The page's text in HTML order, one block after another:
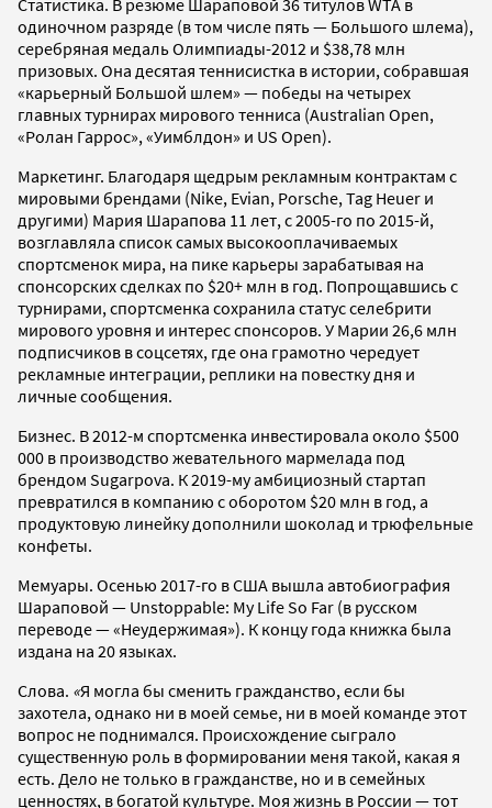
одиночном разряде (в том числе пять — Большого шлема),
серебряная медаль Олимпиады-2012 и $38,78 млн
призовых. Она десятая теннисистка в истории, собравшая
«карьерный Большой шлем» — победы на четырех
главных турнирах мирового тенниса (Australian Open,
«Ролан Гаррос», «Уимблдон» и US Open).
Маркетинг. Благодаря щедрым рекламным контрактам с
мировыми брендами (Nike, Evian, Porsche, Tag Heuer и
другими) Мария Шарапова 11 лет, с 2005-го по 2015-й,
возглавляла список самых высокооплачиваемых
спортсменок мира, на пике карьеры зарабатывая на
спонсорских сделках по $20+ млн в год. Попрощавшись с
турнирами, спортсменка сохранила статус селебрити
мирового уровня и интерес спонсоров. У Марии 26,6 млн
подписчиков в соцсетях, где она грамотно чередует
рекламные интеграции, реплики на повестку дня и
личные сообщения.
Бизнес. В 2012-м спортсменка инвестировала около $500
000 в производство жевательного мармелада под
брендом Sugarpova. К 2019-му амбициозный стартап
превратился в компанию с оборотом $20 млн в год, а
продуктовую линейку дополнили шоколад и трюфельные
конфеты.
Мемуары. Осенью 2017-го в США вышла автобиография
Шараповой — Unstoppable: My Life So Far (в русском
переводе — «Неудержимая»). К концу года книжка была
издана на 20 языках.
Слова. «Я могла бы сменить гражданство, если бы
захотела, однако ни в моей семье, ни в моей команде этот
вопрос не поднимался. Происхождение сыграло
существенную роль в формировании меня такой, какая я
есть. Дело не только в гражданстве, но и в семейных
ценностях, в богатой культуре. Моя жизнь в России — тот